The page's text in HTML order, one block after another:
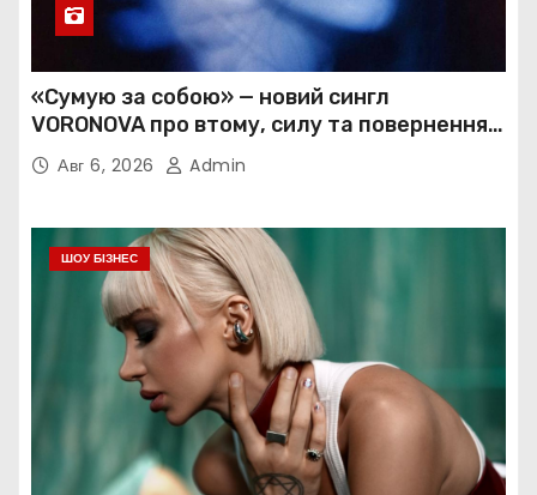
«Сумую за собою» — новий сингл
VORONOVA про втому, силу та повернення
до себе
Авг 6, 2026 Admin
ШОУ БІЗНЕС